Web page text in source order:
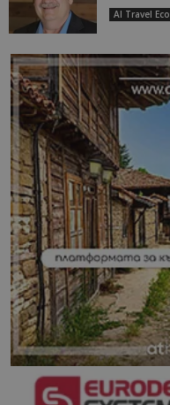
AI Travel